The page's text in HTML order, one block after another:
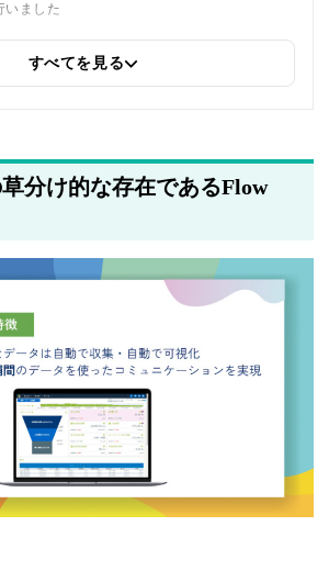
いました
すべてを見る
草分け的な存在であるFlow